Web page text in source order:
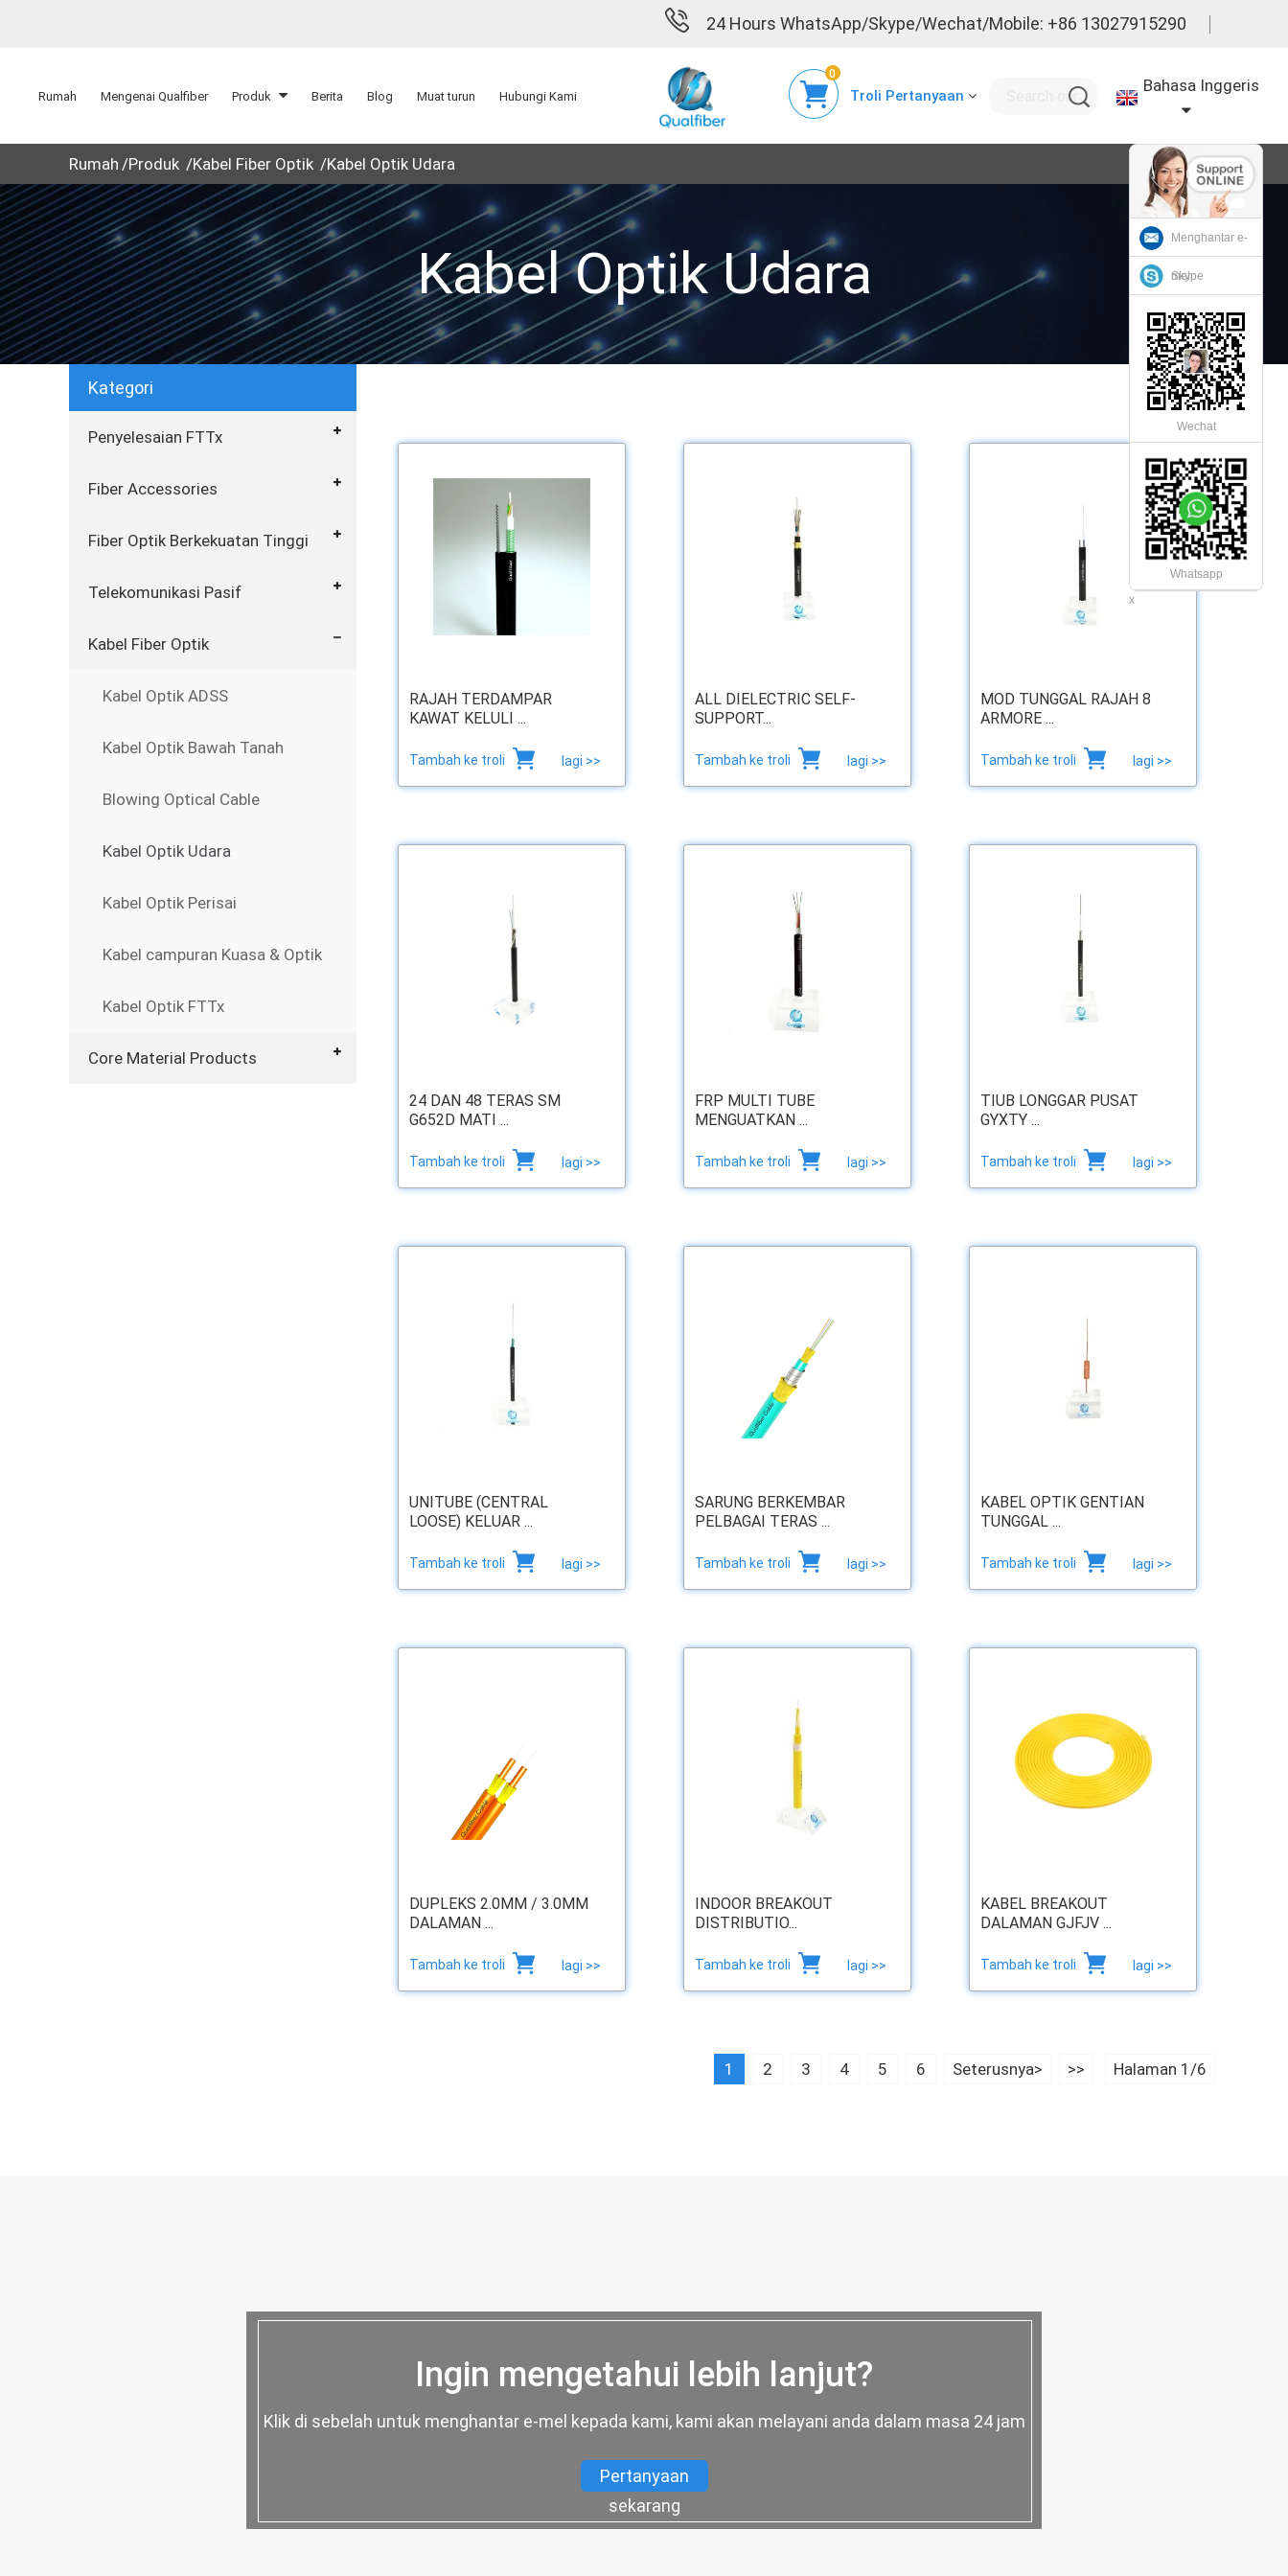
24 Hours WhatsApp/Skype/Wechat/Mobile: +86 13027915290
Rumah Mengenai Qualfiber Produk Berita Blog Muat turun Hubungi Kami Troli Pertanyaan
0
Bahasa Inggeris
Rumah Produk Kabel Fiber Optik Kabel Optik Udara
Kabel Optik Udara
Kategori
Penyelesaian FTTx
Fiber Accessories
Fiber Optik Berkekuatan Tinggi
Telekomunikasi Pasif
Kabel Fiber Optik
Kabel Optik ADSS
Kabel Optik Bawah Tanah
Blowing Optical Cable
Kabel Optik Udara
Kabel Optik Perisai
Kabel campuran Kuasa & Optik
Kabel Optik FTTx
Core Material Products
RAJAH TERDAMPAR
KAWAT KELULI ...
Tambah ke troli lagi >>
ALL DIELECTRIC SELF-
SUPPORT...
Tambah ke troli lagi >>
MOD TUNGGAL RAJAH 8
ARMORE ...
Tambah ke troli lagi >>
24 DAN 48 TERAS SM
G652D MATI ...
Tambah ke troli lagi >>
FRP MULTI TUBE
MENGUATKAN ...
Tambah ke troli lagi >>
TIUB LONGGAR PUSAT
GYXTY ...
Tambah ke troli lagi >>
UNITUBE (CENTRAL
LOOSE) KELUAR ...
Tambah ke troli lagi >>
SARUNG BERKEMBAR
PELBAGAI TERAS ...
Tambah ke troli lagi >>
KABEL OPTIK GENTIAN
TUNGGAL ...
Tambah ke troli lagi >>
DUPLEKS 2.0MM / 3.0MM
DALAMAN ...
Tambah ke troli lagi >>
INDOOR BREAKOUT
DISTRIBUTIO...
Tambah ke troli lagi >>
KABEL BREAKOUT
DALAMAN GJFJV ...
Tambah ke troli lagi >>
1 2 3 4 5 6 Seterusnya> >> Halaman 1/6
Ingin mengetahui lebih lanjut?
Klik di sebelah untuk menghantar e-mel kepada kami, kami akan melayani anda dalam masa 24 jam
Pertanyaan
sekarang
Menghantar e-
mel
Skype
Wechat
Whatsapp
x